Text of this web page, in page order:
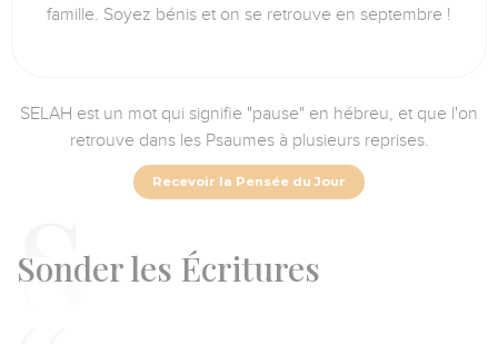
famille. Soyez bénis et on se retrouve en septembre !
SELAH est un mot qui signifie "pause" en hébreu, et que l'on
retrouve dans les Psaumes à plusieurs reprises.
Recevoir la Pensée du Jour
Sonder les Écritures